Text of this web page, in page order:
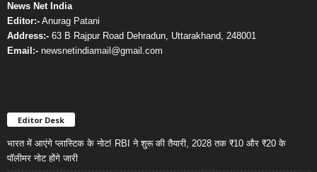
News Net India
Editor:- Anurag Patani
Address:- 63 B Rajpur Road Dehradun, Uttarakhand, 248001
Email:- newsnetindiamail@gmail.com
Editor Desk
भारत में आएंगे प्लास्टिक के नोट! RBI ने शुरू की तैयारी, 2028 तक ₹10 और ₹20 के
पॉलीमर नोट होंगे जारी